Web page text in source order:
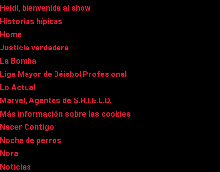
Heidi, bienvenida al show
Historias hípicas
Home
Justicia verdadera
La Bomba
Liga Mayor de Béisbol Profesional
Lo Actual
Marvel, Agentes de S.H.I.E.L.D.
Más información sobre las cookies
Nacer Contigo
Noche de perros
Nora
Noticias